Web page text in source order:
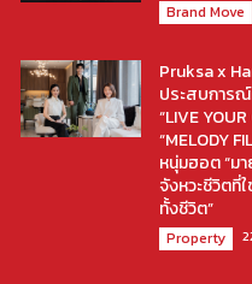
Brand Move
Pruksa x
ประสบการ
“LIVE
“MELODY
หนุ่มฮอต “ม
จังหวะชีวิตที่
ทั้งชีวิต”
Property